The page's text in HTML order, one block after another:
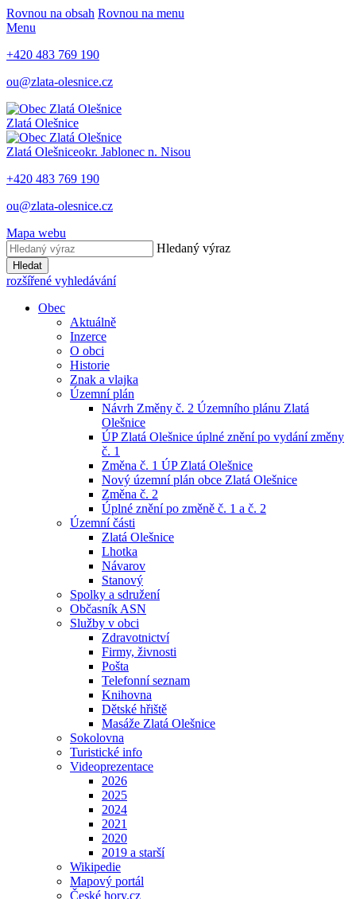
Rovnou na obsah Rovnou na menu
Menu
+420 483 769 190
ou@zlata-olesnice.cz
Zlatá Olešnice
Zlatá Olešniceokr. Jablonec n. Nisou
+420 483 769 190
ou@zlata-olesnice.cz
Mapa webu
Hledaný výraz
Hledat
rozšířené vyhledávání
Obec
Aktuálně
Inzerce
O obci
Historie
Znak a vlajka
Územní plán
Návrh Změny č. 2 Územního plánu Zlatá
Olešnice
ÚP Zlatá Olešnice úplné znění po vydání změny
č. 1
Změna č. 1 ÚP Zlatá Olešnice
Nový územní plán obce Zlatá Olešnice
Změna č. 2
Úplné znění po změně č. 1 a č. 2
Územní části
Zlatá Olešnice
Lhotka
Návarov
Stanový
Spolky a sdružení
Občasník ASN
Služby v obci
Zdravotnictví
Firmy, živnosti
Pošta
Telefonní seznam
Knihovna
Dětské hřiště
Masáže Zlatá Olešnice
Sokolovna
Turistické info
Videoprezentace
2026
2025
2024
2021
2020
2019 a starší
Wikipedie
Mapový portál
České hory.cz